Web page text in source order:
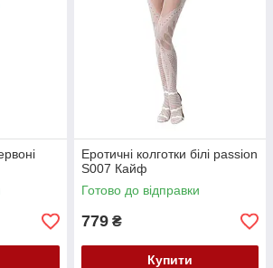
Еротичні колготки білі passion
S007 Кайф
Готово до відправки
779 ₴
Купити